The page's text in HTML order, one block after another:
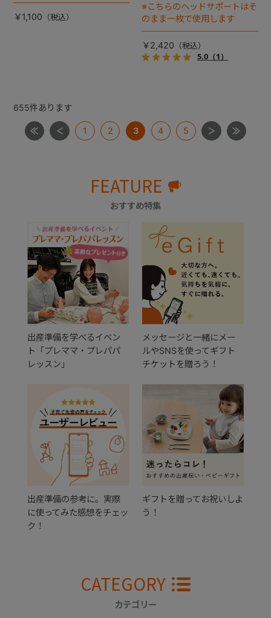
￥1,100
※こちらのヘッドサポートはそ
のまま一枚で使用します
￥2,420
5.0（1）
655件あります
1 2 3 4 5
FEATURE
おすすめ特集
出産準備を学べるイベン
ト「プレママ・プレパパ
レッスン」
メッセージと一緒にメー
ルやSNSを使ってギフト
チケットを贈ろう！
出産準備の参考に。実際
に使ってみた感想をチェッ
ク！
ギフトを贈ってお祝いしよ
う！
CATEGORY
カテゴリー